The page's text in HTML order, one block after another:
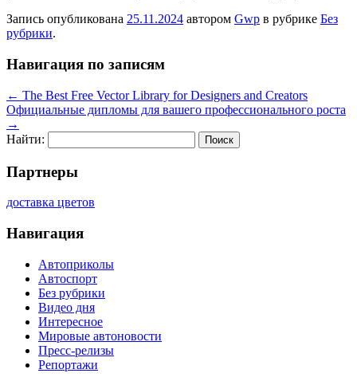
Запись опубликована 25.11.2024 автором Gwp в рубрике Без
рубрики.
Навигация по записям
← The Best Free Vector Library for Designers and Creators
Официальные дипломы для вашего профессионального роста
→
Найти:
Партнеры
доставка цветов
Навигация
Автоприколы
Автоспорт
Без рубрики
Видео дня
Интересное
Мировые автоновости
Пресс-релизы
Репортажи